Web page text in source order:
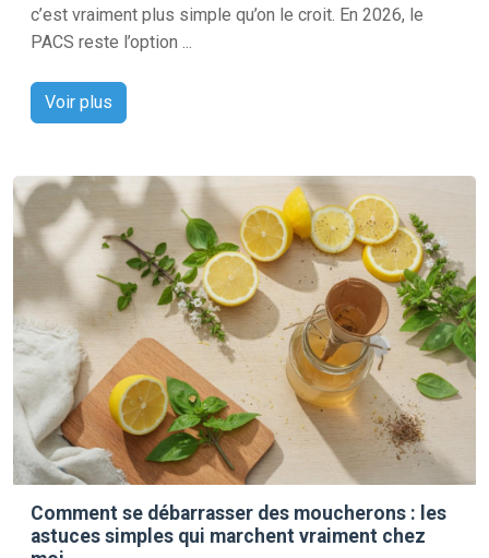
c’est vraiment plus simple qu’on le croit. En 2026, le
PACS reste l’option ...
Voir plus
Comment se débarrasser des moucherons : les
astuces simples qui marchent vraiment chez